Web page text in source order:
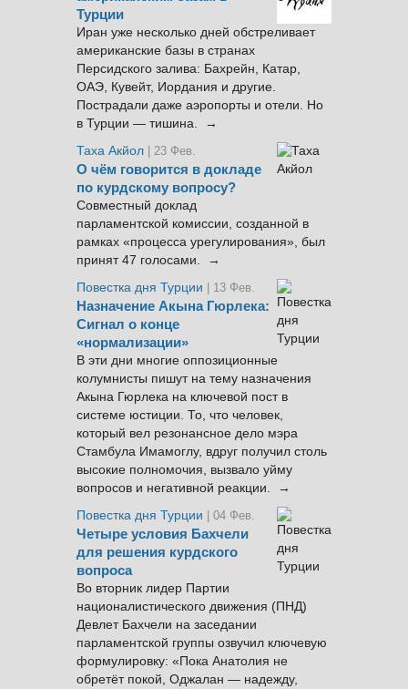
Турции
Иран уже несколько дней обстреливает
американские базы в странах
Персидского залива: Бахрейн, Катар,
ОАЭ, Кувейт, Иордания и другие.
Пострадали даже аэропорты и отели. Но
в Турции — тишина. →
Таха Акйол | 23 Фев.
О чём говорится в докладе
по курдскому вопросу?
Совместный доклад
парламентской комиссии, созданной в
рамках «процесса урегулирования», был
принят 47 голосами. →
Повестка дня Турции
| 13 Фев.
Назначение Акына Гюрлека:
Сигнал о конце
«нормализации»
В эти дни многие оппозиционные
колумнисты пишут на тему назначения
Акына Гюрлека на ключевой пост в
системе юстиции. То, что человек,
который вел резонансное дело мэра
Стамбула Имамоглу, вдруг получил столь
высокие полномочия, вызвало уйму
вопросов и негативной реакции. →
Повестка дня Турции
| 04 Фев.
Четыре условия Бахчели
для решения курдского
вопроса
Во вторник лидер Партии
националистического движения (ПНД)
Девлет Бахчели на заседании
парламентской группы озвучил ключевую
формулировку: «Пока Анатолия не
обретёт покой, Оджалан — надежду,